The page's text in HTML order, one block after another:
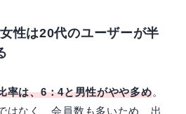
性は20代のユーザーが半
率は、6：4と男性がやや多め。
はなく、会員数も多いため、出